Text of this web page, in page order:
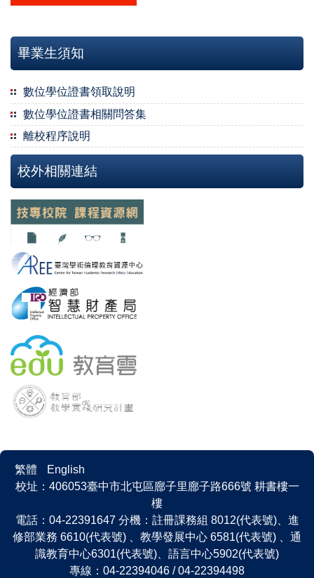
畢業生須知
數位學位證書領取說明
數位學位證書相關問答集
離校程序說明
校外相關連結
繁體
English
校址：406053臺中市北屯區廍子里廍子路666號 耕書樓一
樓
電話：04-22391647 分機：註冊課務組 8012(代表號)、進
修部業務 6610(代表號) 、教學發展中心 6581(代表號) 、通
識教育中心6301(代表號)、語言中心5902(代表號)
專線：04-22394046 / 04-22394498